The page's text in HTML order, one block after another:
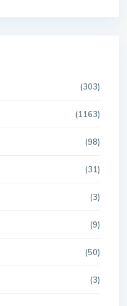
(303)
(1163)
(98)
(31)
(3)
(9)
(50)
(3)